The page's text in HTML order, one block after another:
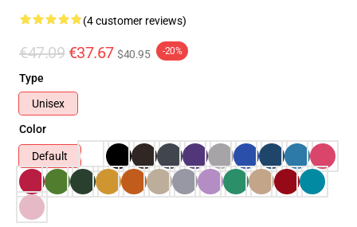
(4 customer reviews)
€47.09 €37.67 $40.95 -20%
Type
Unisex
Color
Default